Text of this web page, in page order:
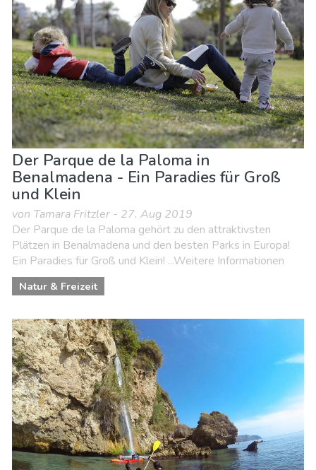
Der Parque de la Paloma in
Benalmadena - Ein Paradies für Groß
und Klein
von Tamara Fritzler - 27. Aug 2019
Der Parque de la Paloma gehört zu den attraktivsten
Plätzen in Benalmadena und den besten Parks in Europa!
Ein Paradies für Groß und Klein! ...Weitere Informationen
Natur & Freizeit